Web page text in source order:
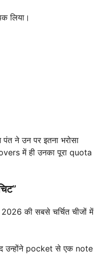
लिया।
ने उन पर इतना भरोसा
में ही उनका पूरा quota
की सबसे चर्चित चीजों में
उन्होंने pocket से एक note